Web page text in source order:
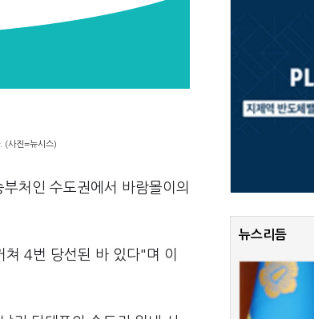
(사진=뉴시스)
처인 수도권에서 바람몰이의
4번 당선된 바 있다"며 이
뉴스리듬